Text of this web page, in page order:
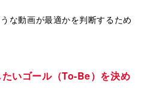
な動画が最適かを判断するため
いゴール（To-Be）を決め